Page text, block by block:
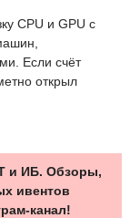
CPU и GPU с
Если счёт
открыл
и ИБ. Обзоры,
ивентов
канал!